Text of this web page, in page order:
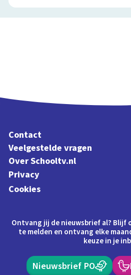
Contact
Veelgestelde vragen
Over Schooltv.nl
Privacy
Cookies
Ontvang jij de nieuwsbrief al? Blijf
te melden en ontvang elke
keuze in je
Nieuwsbrief PO